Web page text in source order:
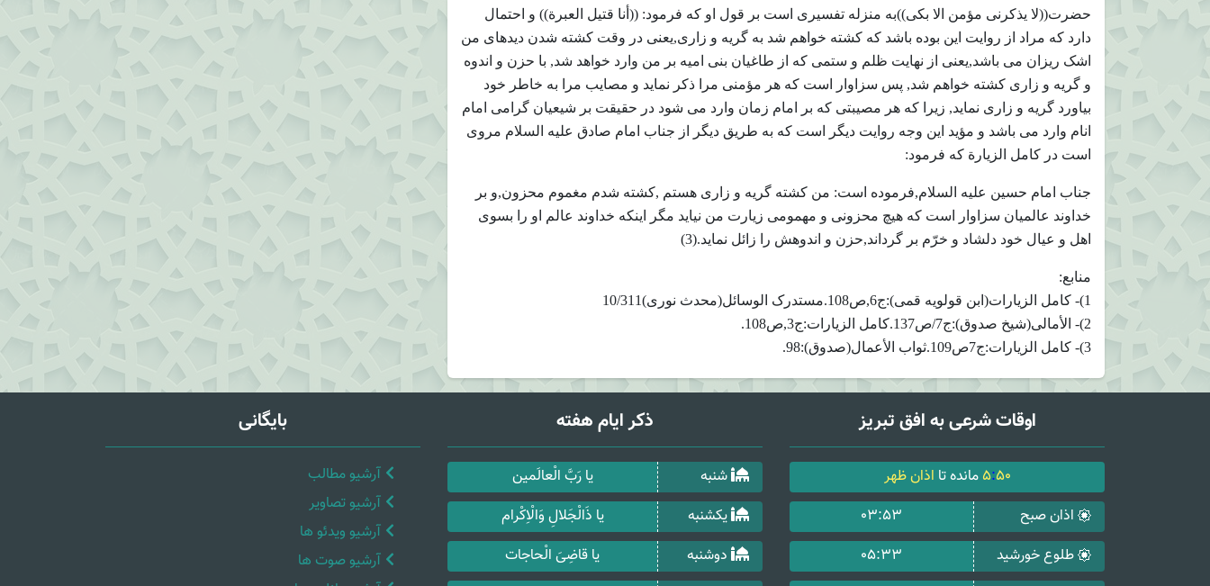
حضرت((لا یذکرنی مؤمن الا بکی))به منزله تفسیری است بر قول او که فرمود: ((أنا قتیل العبرة)) و احتمال
دارد که مراد از روایت این بوده باشد که کشته خواهم شد به گریه و زاری,یعنی در وقت کشته شدن دیدهای من
اشک ریزان می باشد,یعنی از نهایت ظلم و ستمی که از طاغیان بنی امیه بر من وارد خواهد شد, با حزن و اندوه
و گریه و زاری کشته خواهم شد, پس سزاوار است که هر مؤمنی مرا ذکر نماید و مصایب مرا به خاطر خود
بیاورد گریه و زاری نماید, زیرا که هر مصیبتی که بر امام زمان وارد می شود در حقیقت بر شیعیان گرامی امام
انام وارد می باشد و مؤید این وجه روایت دیگر است که به طریق دیگر از جناب امام صادق علیه السلام مروی
است در کامل الزیارة که فرمود:
جناب امام حسین علیه السلام,فرموده است: من کشته گریه و زاری هستم ,کشته شدم مغموم محزون,و بر
خداوند عالمیان سزاوار است که هیچ محزونی و مهمومی زیارت من نیاید مگر اینکه خداوند عالم او را بسوی
اهل و عیال خود دلشاد و خرّم بر گرداند,حزن و اندوهش را زائل نماید.(3)
منابع:
1)- کامل الزیارات(ابن قولویه قمی):ج6,ص108.مستدرک الوسائل(محدث نوری)10/311
2)- الأمالی(شیخ صدوق):ج7/ص137.کامل الزیارات:ج3,ص108.
3)- کامل الزیارات:ج7ص109.ثواب الأعمال(صدوق):98.
اوقات شرعی به افق تبریز
5:50 مانده تا اذان ظهر
اذان صبح
03:53
طلوع خورشید
05:33
ذکر ایام هفته
شنبه
یا رَبَّ الْعالَمین
یکشنبه
یا ذَالْجَلالِ وَالْاِکْرام
دوشنبه
یا قاضِیَ الْحاجات
بایگانی
آرشیو مطالب
آرشیو تصاویر
آرشیو ویدئو ها
آرشیو صوت ها